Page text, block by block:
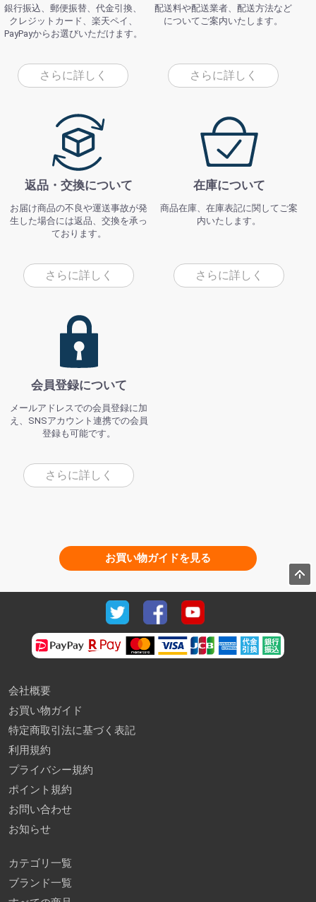
銀行振込、郵便振替、代金引換、
クレジットカード、楽天ペイ、
PayPayからお選びいただけます。
さらに詳しく
配送料や配送業者、配送方法など
についてご案内いたします。
さらに詳しく
返品・交換について
お届け商品の不良や運送事故が発
生した場合には返品、交換を承っ
ております。
さらに詳しく
在庫について
商品在庫、在庫表記に関してご案
内いたします。
さらに詳しく
会員登録について
メールアドレスでの会員登録に加
え、SNSアカウント連携での会員
登録も可能です。
さらに詳しく
お買い物ガイドを見る
会社概要
お買い物ガイド
特定商取引法に基づく表記
利用規約
プライバシー規約
ポイント規約
お問い合わせ
お知らせ
カテゴリ一覧
ブランド一覧